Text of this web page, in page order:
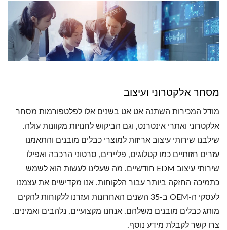
מסחר אלקטרוני ועיצוב
מודל המכירות השתנה אט אט בשנים אלו לפלטפורמות מסחר
אלקטרוני ואתרי אינטרנט, וגם הביקוש לחנויות מקוונות עולה.
שילבנו שירותי עיצוב אריזות למוצרי כבלים מובנים והתאמנו
עזרים חזותיים כמו קטלוגים, פליירים, סרטוני הרכבה ואפילו
שירותי עיצוב EDM חודשיים. מה שעלינו לעשות הוא לשמש
כתמיכה החזקה ביותר עבור הלקוחות. אנו מקדישים את עצמנו
לעסקי ה-OEM ב-35 השנים האחרונות ועזרנו ללקוחות להקים
מותג כבלים מובנים משלהם. אנחנו מקצועיים, נלהבים ואמינים.
צרו קשר לקבלת מידע נוסף.